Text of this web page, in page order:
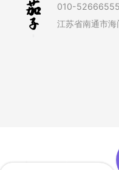
010-52666555
江苏省南通市海